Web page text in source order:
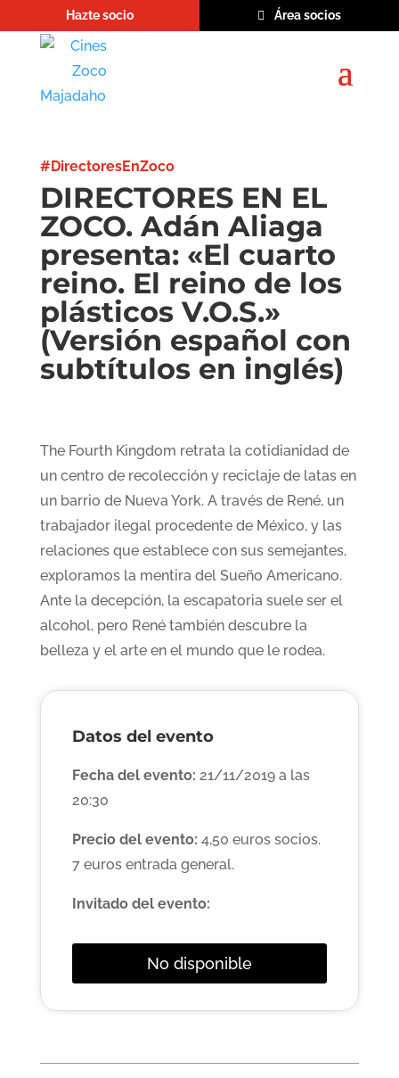
Hazte socio Área socios
#DirectoresEnZoco
DIRECTORES EN EL
ZOCO. Adán Aliaga
presenta: «El cuarto
reino. El reino de los
plásticos V.O.S.»
(Versión español con
subtítulos en inglés)
The Fourth Kingdom retrata la cotidianidad de
un centro de recolección y reciclaje de latas en
un barrio de Nueva York. A través de René, un
trabajador ilegal procedente de México, y las
relaciones que establece con sus semejantes,
exploramos la mentira del Sueño Americano.
Ante la decepción, la escapatoria suele ser el
alcohol, pero René también descubre la
belleza y el arte en el mundo que le rodea.
Datos del evento
Fecha del evento: 21/11/2019 a las
20:30
Precio del evento: 4,50 euros socios.
7 euros entrada general.
Invitado del evento:
No disponible